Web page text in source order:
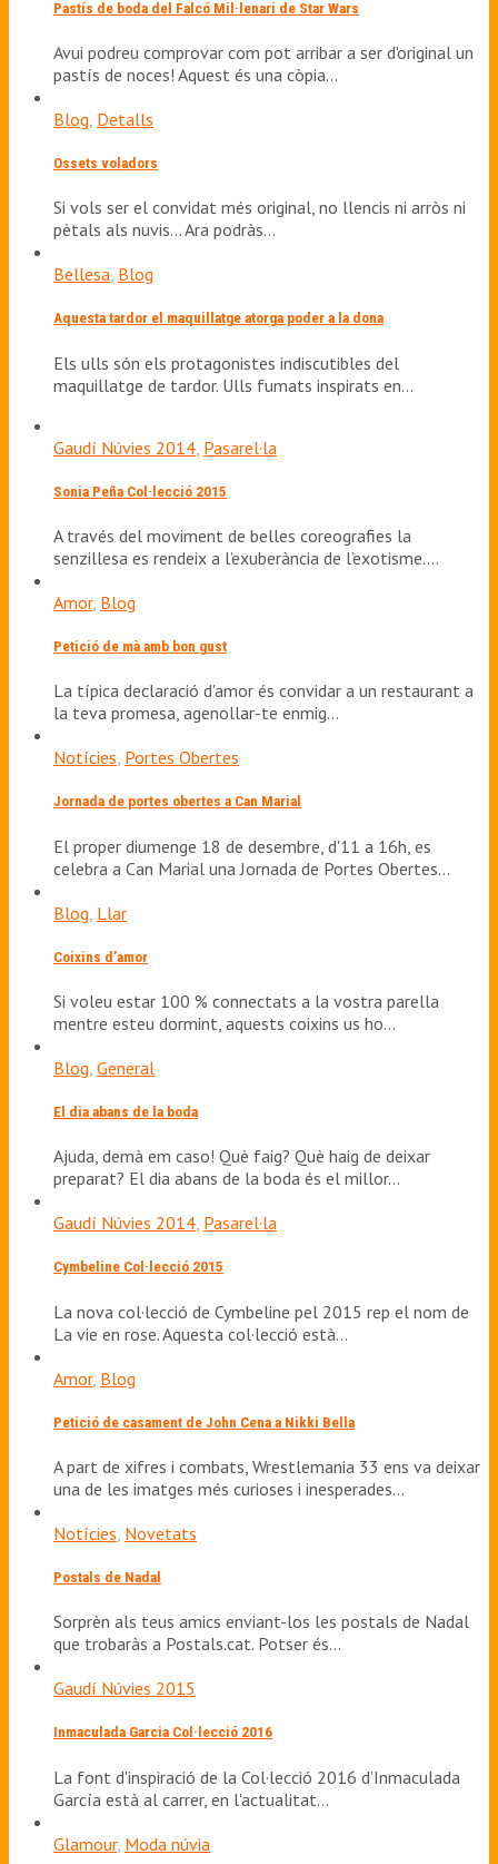
Pastís de boda del Falcó Mil·lenari de Star Wars
Avui podreu comprovar com pot arribar a ser d'original un
pastís de noces! Aquest és una còpia…
Blog Detalls
Ossets voladors
Si vols ser el convidat més original, no llencis ni arròs ni
pètals als nuvis... Ara podràs…
Bellesa, Blog
Aquesta tardor el maquillatge atorga poder a la dona
Els ulls són els protagonistes indiscutibles del
maquillatge de tardor. Ulls fumats inspirats en…
Gaudí Núvies 2014 Pasarel·la
Sonia Peña Col·lecció 2015
A través del moviment de belles coreografies la
senzillesa es rendeix a l’exuberància de l’exotisme.…
Amor, Blog
Petició de mà amb bon gust
La típica declaració d'amor és convidar a un restaurant a
la teva promesa, agenollar-te enmig…
Notícies, Portes Obertes
Jornada de portes obertes a Can Marial
El proper diumenge 18 de desembre, d'11 a 16h, es
celebra a Can Marial una Jornada de Portes Obertes…
Blog Llar
Coixins d’amor
Si voleu estar 100 % connectats a la vostra parella
mentre esteu dormint, aquests coixins us ho…
Blog General
El dia abans de la boda
Ajuda, demà em caso! Què faig? Què haig de deixar
preparat? El dia abans de la boda és el millor…
Gaudí Núvies 2014, Pasarel·la
Cymbeline Col·lecció 2015
La nova col·lecció de Cymbeline pel 2015 rep el nom de
La vie en rose. Aquesta col·lecció està…
Amor, Blog
Petició de casament de John Cena a Nikki Bella
A part de xifres i combats, Wrestlemania 33 ens va deixar
una de les imatges més curioses i inesperades…
Notícies Novetats
Postals de Nadal
Sorprèn als teus amics enviant-los les postals de Nadal
que trobaràs a Postals.cat. Potser és…
Gaudí Núvies 2015
Inmaculada Garcia Col·lecció 2016
La font d'inspiració de la Col·lecció 2016 d’Inmaculada
García està al carrer, en l'actualitat…
Glamour, Moda núvia